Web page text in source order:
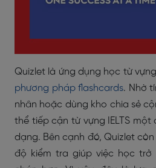
Quizlet là ứng dụng học từ
phương pháp flashcards. Nhờ
nhân hoặc dùng kho chia sẻ
thể tiếp cận từ vựng IELTS
dạng. Bên cạnh đó, Quizlet
độ kiểm tra giúp việc học trở